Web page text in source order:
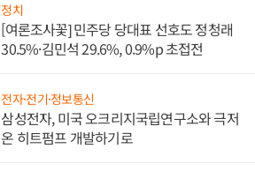
정치
[여론조사꽃] 민주당 당대표 선호도 정청래
30.5%·김민석 29.6%, 0.9%p 초접전
전자·전기·정보통신
삼성전자, 미국 오크리지국립연구소와 극저
온 히트펌프 개발하기로